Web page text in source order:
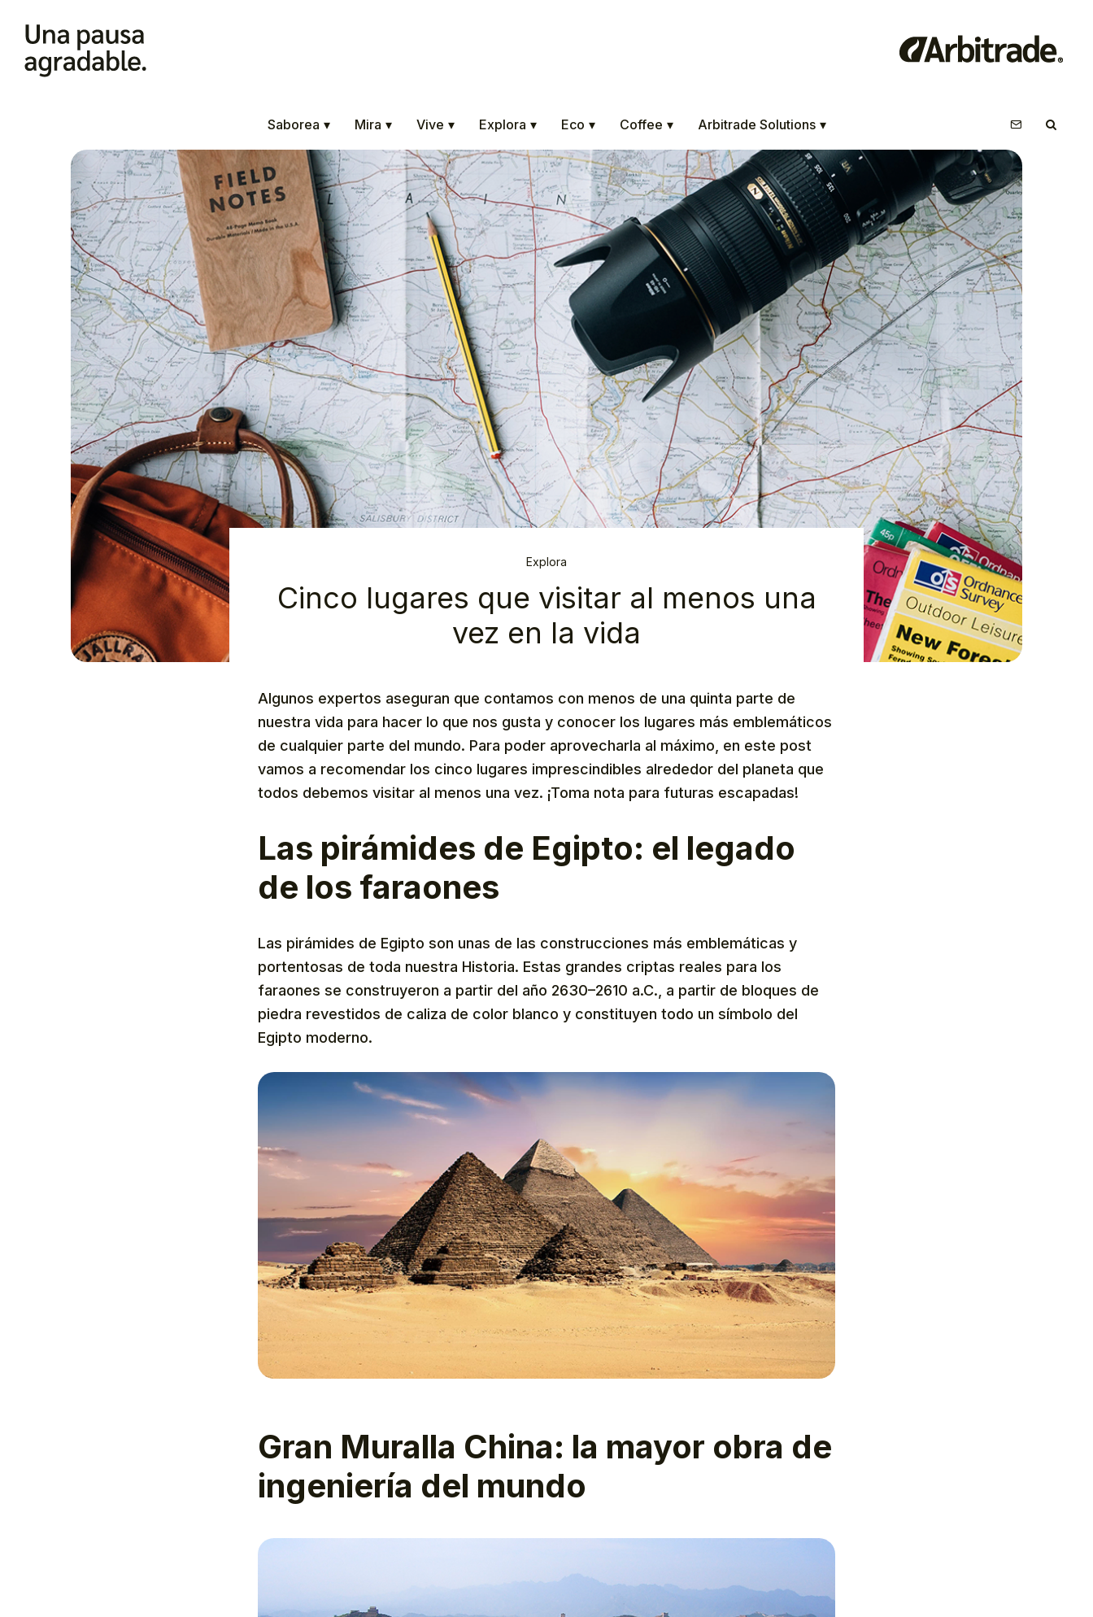
Saborea ▾ Mira ▾ Vive ▾ Explora ▾ Eco ▾ Coffee ▾ Arbitrade Solutions ▾
Explora
Cinco lugares que visitar al menos una
vez en la vida
Algunos expertos aseguran que contamos con menos de una quinta parte de
nuestra vida para hacer lo que nos gusta y conocer los lugares más emblemáticos
de cualquier parte del mundo. Para poder aprovecharla al máximo, en este post
vamos a recomendar los cinco lugares imprescindibles alrededor del planeta que
todos debemos visitar al menos una vez. ¡Toma nota para futuras escapadas!
Las pirámides de Egipto: el legado
de los faraones
Las pirámides de Egipto son unas de las construcciones más emblemáticas y
portentosas de toda nuestra Historia. Estas grandes criptas reales para los
faraones se construyeron a partir del año 2630–2610 a.C.​, a partir de bloques de
piedra revestidos de caliza de color blanco y constituyen todo un símbolo del
Egipto moderno.
Gran Muralla China: la mayor obra de
ingeniería del mundo